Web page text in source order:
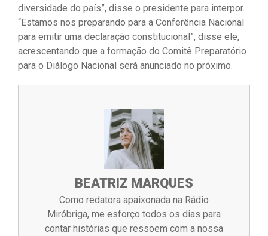
diversidade do país”, disse o presidente para interpor.
“Estamos nos preparando para a Conferência Nacional
para emitir uma declaração constitucional”, disse ele,
acrescentando que a formação do Comitê Preparatório
para o Diálogo Nacional será anunciado no próximo.
BEATRIZ MARQUES
Como redatora apaixonada na Rádio
Miróbriga, me esforço todos os dias para
contar histórias que ressoem com a nossa